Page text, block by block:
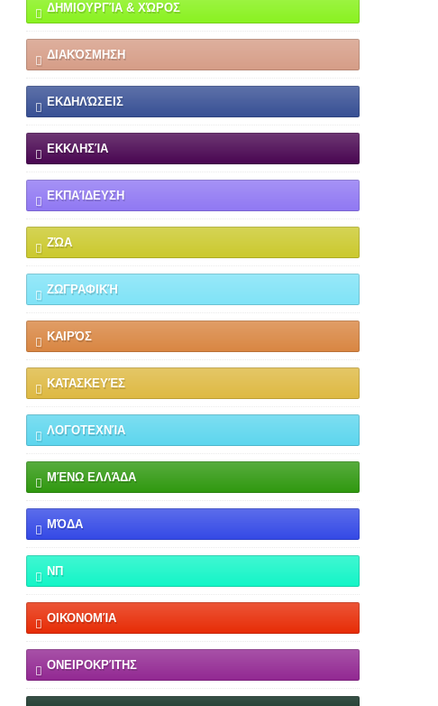
ΔΗΜΙΟΥΡΓΊΑ & ΧΏΡΟΣ
ΔΙΑΚΌΣΜΗΣΗ
ΕΚΔΗΛΏΣΕΙΣ
ΕΚΚΛΗΣΊΑ
ΕΚΠΑΊΔΕΥΣΗ
ΖΏΑ
ΖΩΓΡΑΦΙΚΉ
ΚΑΙΡΌΣ
ΚΑΤΑΣΚΕΥΈΣ
ΛΟΓΟΤΕΧΝΊΑ
ΜΈΝΩ ΕΛΛΆΔΑ
ΜΌΔΑ
ΝΠ
ΟΙΚΟΝΟΜΊΑ
ΟΝΕΙΡΟΚΡΊΤΗΣ